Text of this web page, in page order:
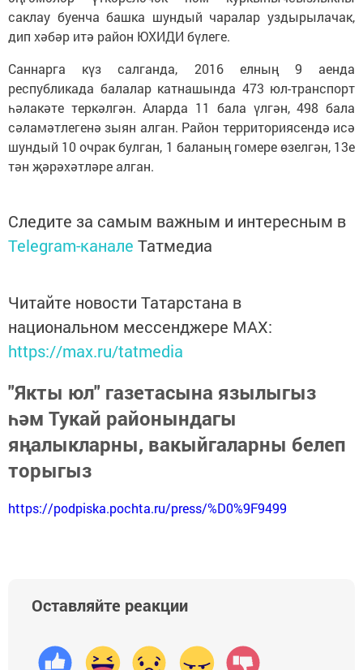
саклау буенча башка шундый чаралар уздырылачак,
дип хәбәр итә район ЮХИДИ бүлеге.
Саннарга күз салганда, 2016 елның 9 аенда
республикада балалар катнашында 473 юл-транспорт
һәлакәте теркәлгән. Аларда 11 бала үлгән, 498 бала
сәламәтлегенә зыян алган. Район территориясендә исә
шундый 10 очрак булган, 1 баланың гомере өзелгән, 13е
тән җәрәхәтләре алган.
Следите за самым важным и интересным в
Telegram-канале Татмедиа
Читайте новости Татарстана в
национальном мессенджере MАХ:
https://max.ru/tatmedia
"Якты юл" газетасына язылыгыз
һәм Тукай районындагы
яңалыкларны, вакыйгаларны белеп
торыгыз
https://podpiska.pochta.ru/press/%D0%9F9499
Оставляйте реакции